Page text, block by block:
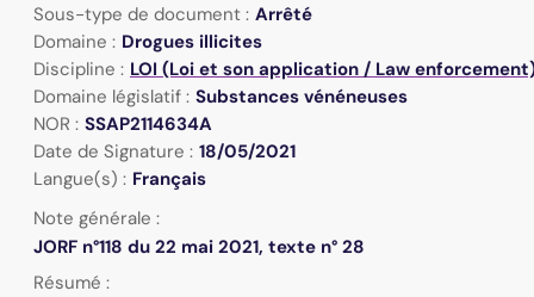
Sous-type de document : Arrêté
Domaine : Drogues illicites
Discipline : LOI (Loi et son application / Law
Domaine législatif : Substances vénéneuses
NOR : SSAP2114634A
Date de Signature : 18/05/2021
Langue(s) : Français
Note générale :
JORF n°118 du 22 mai 2021, texte n° 28
Résumé :